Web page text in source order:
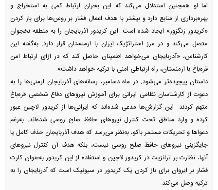
اما او همچنین استدلال می‌کند که این بحران ارتباط کمی به استخراج و
بهره‌برداری از منابع دارد و بیشتر با هدف اعمال فشار بر روس‌ها برای باز کردن
«کریدور زنگزور» ایجاد شده است. این کریدور آذربایجان را به منطقه نخجوان
متصل می‌کند و در مرز استراتژیک ایران با ارمنستان قرار دارد. به‌گفته این
کارشناس، «آذربایجان می‌خواهد اطمینان حاصل کند که در ازای ارتباط امن
قره‌باغ با ارمنستان، راه ارتباطی امنی با ترکیه خواهد داشت».
داستان پیچیده‌تر می‌شود. در ماه دسامبر، رسانه‌های آذربایجان ارمنی‌ها را به
دعوت از کارشناسان نظامی ایرانی برای آموزش نیرو‌های دفاع شخصی قره‌باغ
متهم کردند. این گزارش‌ها مدعی شده‌اند که ایرانی‌ها از کریدور لاچین عبور
کرده و وارد مناطق تحت کنترل نیرو‌های حافظ صلح روسی شده‌اند. به‌رغم
دعوا‌ها و تحریکات مستمر باکو، به‌نظر می‌رسد که هدف آذربایجان حذف کامل یا
جایگزینی نیرو‌های حافظ صلح روسی نیست، بلکه هدف آن کنترل نیرو‌های
آنها، نظارت بر ترانزیت در کریدور لاچین و استفاده از این کریدور به‌عنوان کارت
فشار بر ایروان برای باز کردن یک کریدور در سیونیک است که آذربایجان را به
ترکیه وصل می‌کند.